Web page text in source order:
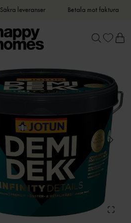
Säkra leveranser Betala mot faktura